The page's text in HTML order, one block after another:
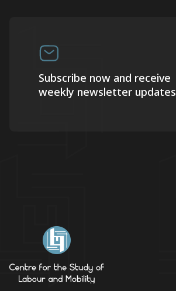
Subscribe now and receive
weekly newsletter updates